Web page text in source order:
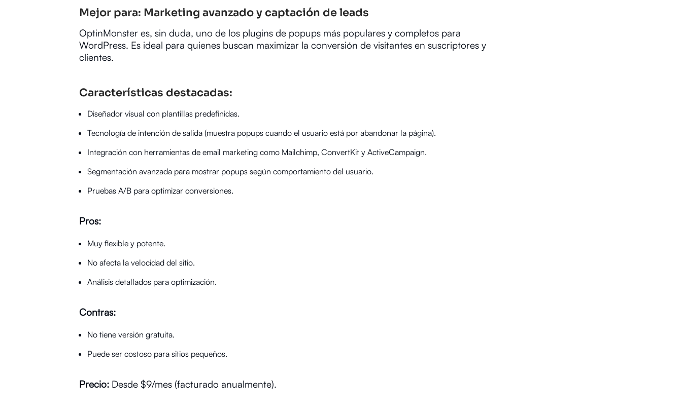
Mejor para: Marketing avanzado y captación de leads
OptinMonster es, sin duda, uno de los plugins de popups más populares y completos para
WordPress. Es ideal para quienes buscan maximizar la conversión de visitantes en suscriptores y
clientes.
Características destacadas:
Diseñador visual con plantillas predefinidas.
Tecnología de intención de salida (muestra popups cuando el usuario está por abandonar la página).
Integración con herramientas de email marketing como Mailchimp, ConvertKit y ActiveCampaign.
Segmentación avanzada para mostrar popups según comportamiento del usuario.
Pruebas A/B para optimizar conversiones.
Pros:
Muy flexible y potente.
No afecta la velocidad del sitio.
Análisis detallados para optimización.
Contras:
No tiene versión gratuita.
Puede ser costoso para sitios pequeños.
Precio: Desde $9/mes (facturado anualmente).